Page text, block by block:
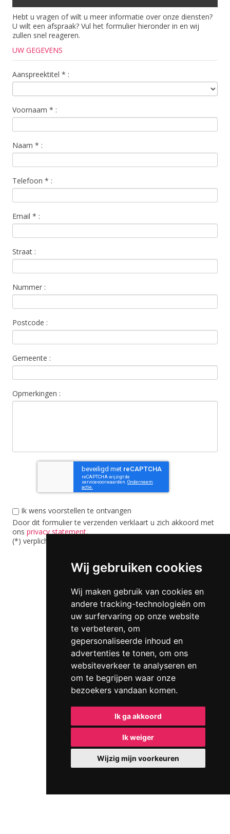
Wij gebruiken cookies
Wij maken gebruik van cookies en
andere tracking-technologieën om
uw surfervaring op onze website
te verbeteren, om
gepersonaliseerde inhoud en
advertenties te tonen, om ons
websiteverkeer te analyseren en
om te begrijpen waar onze
bezoekers vandaan komen.
Ik ga akkoord
Ik weiger
Wijzig mijn voorkeuren
Hebt u vragen of wilt u meer informatie over onze diensten?
U wilt een afspraak? Vul het formulier hieronder in en wij
zullen snel reageren.
UW GEGEVENS
Aanspreektitel* :
Voornaam* :
Naam* :
Telefoon* :
Email* :
Straat :
Nummer :
Postcode :
Gemeente :
Opmerkingen :
Ik wens voorstellen te ontvangen
Door dit formulier te verzenden verklaart u zich akkoord met
onsprivacy statement.
(*) verplichte velden